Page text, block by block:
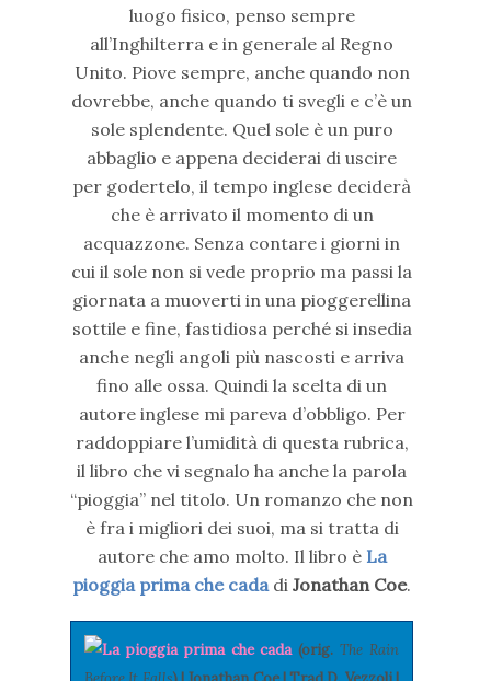
luogo fisico, penso sempre
all’Inghilterra e in generale al Regno
Unito. Piove sempre, anche quando non
dovrebbe, anche quando ti svegli e c’è un
sole splendente. Quel sole è un puro
abbaglio e appena deciderai di uscire
per godertelo, il tempo inglese deciderà
che è arrivato il momento di un
acquazzone. Senza contare i giorni in
cui il sole non si vede proprio ma passi la
giornata a muoverti in una pioggerellina
sottile e fine, fastidiosa perché si insedia
anche negli angoli più nascosti e arriva
fino alle ossa. Quindi la scelta di un
autore inglese mi pareva d’obbligo. Per
raddoppiare l’umidità di questa rubrica,
il libro che vi segnalo ha anche la parola
“pioggia” nel titolo. Un romanzo che non
è fra i migliori dei suoi, ma si tratta di
autore che amo molto. Il libro è La
pioggia prima che cada diJonathan Coe.
La pioggia prima che cada(orig.The Rain